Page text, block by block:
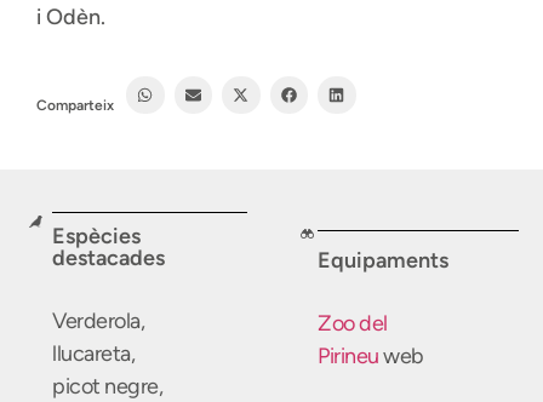
i Odèn.
Comparteix
Espècies
destacades
Verderola,
llucareta,
picot negre,
Equipaments
Zoo del
Pirineuweb